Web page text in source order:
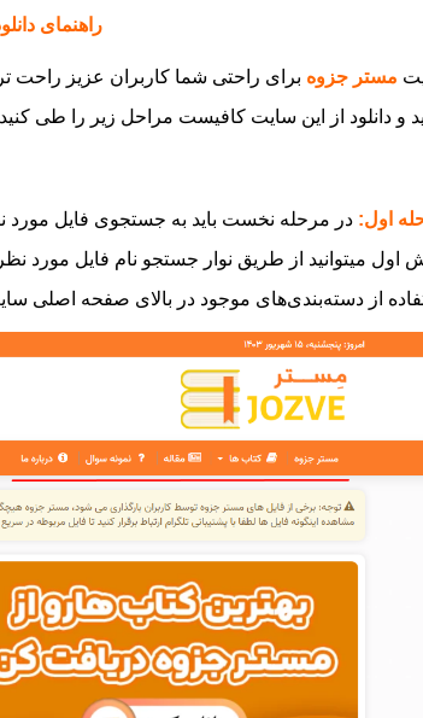
راهنمای
مستر جزوه برای راحتی شما کاربران عزیز راحت
و دانلود از این سایت کافیست مراحل زیر را طی
اول:
اول میتوانید از طریق نوار جستجو نام فایل مورد
از دسته‌بندی‌های موجود در بالای صفحه اصلی